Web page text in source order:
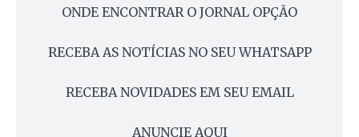
ONDE ENCONTRAR O JORNAL OPÇÃO
RECEBA AS NOTÍCIAS NO SEU WHATSAPP
RECEBA NOVIDADES EM SEU EMAIL
ANUNCIE AQUI